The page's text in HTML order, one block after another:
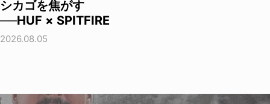
シカゴを焦がす
──HUF × SPITFIRE
2026.08.05